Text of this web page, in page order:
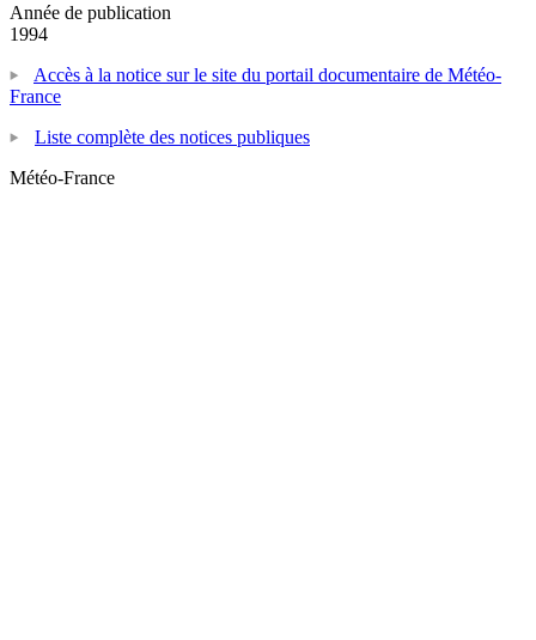
Année de publication
1994
Accès à la notice sur le site du portail documentaire de Météo-
France
Liste complète des notices publiques
Météo-France